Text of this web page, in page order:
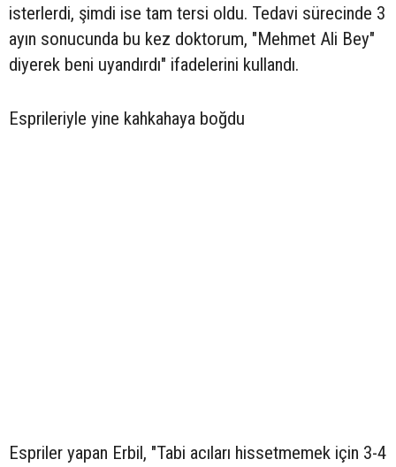
isterlerdi, şimdi ise tam tersi oldu. Tedavi sürecinde 3
ayın sonucunda bu kez doktorum, "Mehmet Ali Bey"
diyerek beni uyandırdı" ifadelerini kullandı.
Esprileriyle yine kahkahaya boğdu
Espriler yapan Erbil, "Tabi acıları hissetmemek için 3-4